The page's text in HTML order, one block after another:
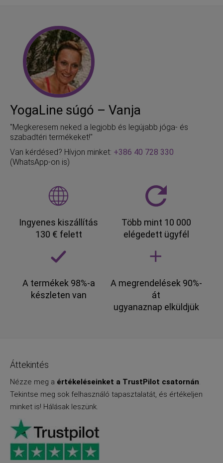
YogaLine súgó – Vanja
"Megkeresem neked a legjobb és legújabb jóga- és
szabadtéri termékeket!"
Van kérdésed? Hívjon minket: +386 40 728 330
(WhatsApp-on is)
Ingyenes kiszállítás
130 € felett
Több mint 10 000
elégedett ügyfél
A termékek 98%-a
készleten van
A megrendelések 90%-
át
ugyanaznap elküldjük
Áttekintés
Nézze meg a értékeléseinket a TrustPilot csatornán.
Tekintse meg sok felhasználó tapasztalatát, és értékeljen
minket is! Hálásak leszünk.